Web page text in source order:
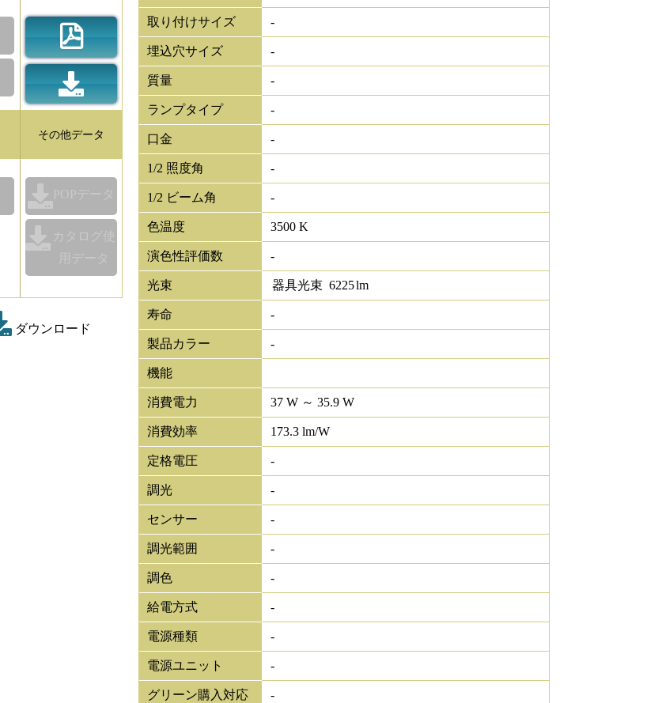
その他データ
POPデータ
カタログ使
用データ
ダウンロード
取り付けサイズ -
埋込穴サイズ -
質量 -
ランプタイプ -
口金 -
1/2 照度角 -
1/2 ビーム角 -
色温度 3500 K
演色性評価数 -
光束 器具光束 6225lm
寿命 -
製品カラー -
機能
消費電力 37 W ～ 35.9 W
消費効率 173.3 lm/W
定格電圧 -
調光 -
センサー -
調光範囲 -
調色 -
給電方式 -
電源種類 -
電源ユニット -
グリーン購入対応 -